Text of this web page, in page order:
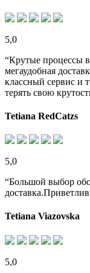
5,0
“Крутые процессы
мегаудобная
классный сервис и
терять свою
Tetiana RedCatzs
5,0
“Большой выбор
Tetiana Viazovska
5,0